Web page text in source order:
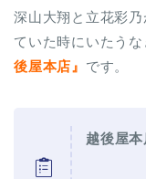
深山大翔と立花彩
ていた時にいたう
後屋本店』 です。
越後屋本